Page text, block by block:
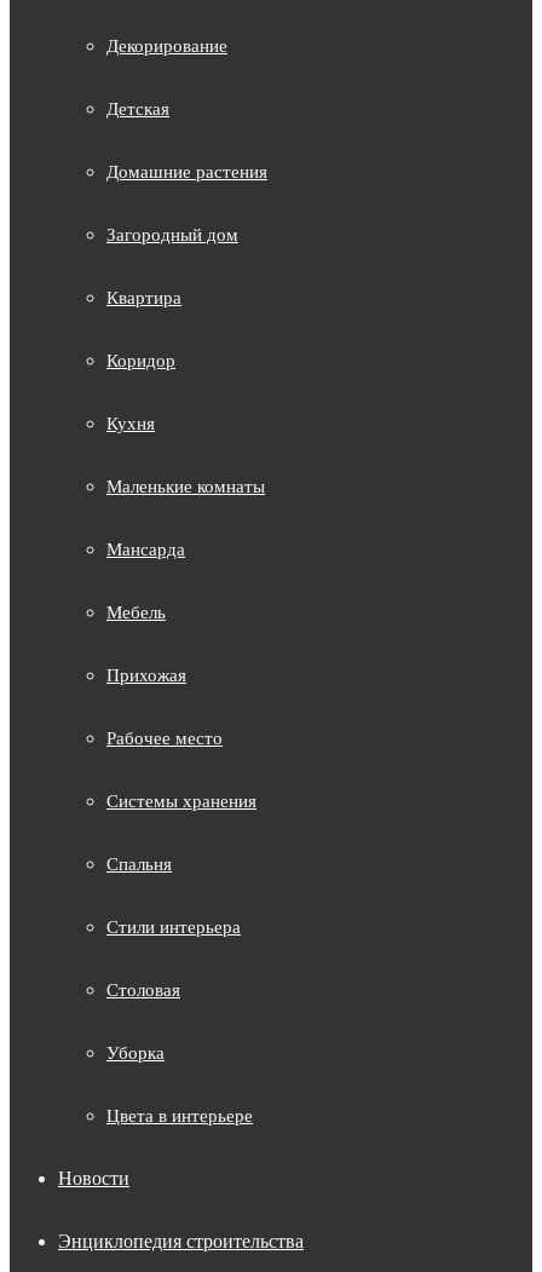
Декорирование
Детская
Домашние растения
Загородный дом
Квартира
Коридор
Кухня
Маленькие комнаты
Мансарда
Мебель
Прихожая
Рабочее место
Системы хранения
Спальня
Стили интерьера
Столовая
Уборка
Цвета в интерьере
Новости
Энциклопедия строительства